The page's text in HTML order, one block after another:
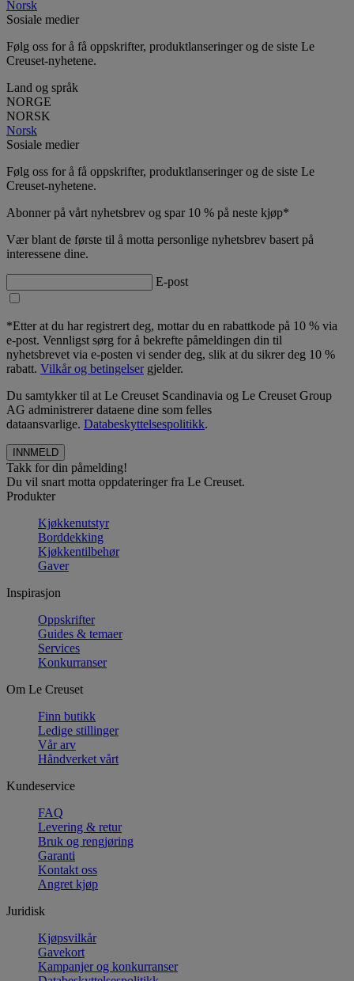
Norsk
Sosiale medier
Følg oss for å få oppskrifter, produktlanseringer og de siste Le
Creuset-nyhetene.
Land og språk
NORGE
NORSK
Norsk
Sosiale medier
Følg oss for å få oppskrifter, produktlanseringer og de siste Le
Creuset-nyhetene.
Abonner på vårt nyhetsbrev og spar 10 % på neste kjøp*
Vær blant de første til å motta personlige nyhetsbrev basert på
interessene dine.
E-post
*Etter at du har registrert deg, mottar du en rabattkode på 10 % via
e-post. Vennligst sørg for å bekrefte påmeldingen din til
nyhetsbrevet via e-posten vi sender deg, slik at du sikrer deg 10 %
rabatt. Vilkår og betingelsergjelder.
Du samtykker til at Le Creuset Scandinavia og Le Creuset Group
AG administrerer dataene dine som felles
dataansvarlige. Databeskyttelsespolitikk.
Takk for din påmelding!
Du vil snart motta oppdateringer fra Le Creuset.
Produkter
Kjøkkenutstyr
Borddekking
Kjøkkentilbehør
Gaver
Inspirasjon
Oppskrifter
Guides & temaer
Services
Konkurranser
Om Le Creuset
Finn butikk
Ledige stillinger
Vår arv
Håndverket vårt
Kundeservice
FAQ
Levering & retur
Bruk og rengjøring
Garanti
Kontakt oss
Angret kjøp
Juridisk
Kjøpsvilkår
Gavekort
Kampanjer og konkurranser